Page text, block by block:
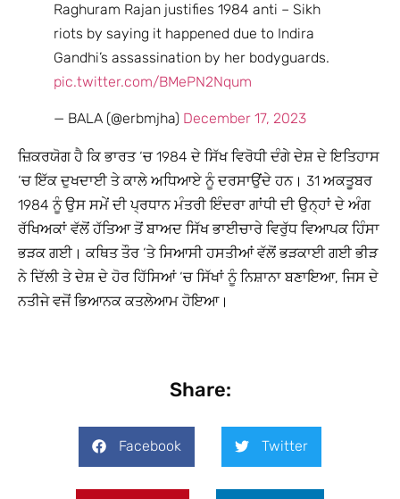
Raghuram Rajan justifies 1984 anti – Sikh
riots by saying it happened due to Indira
Gandhi’s assassination by her bodyguards.
pic.twitter.com/BMePN2Nqum
— BALA (@erbmjha) December 17, 2023
ਜ਼ਿਕਰਯੋਗ ਹੈ ਕਿ ਭਾਰਤ ‘ਚ 1984 ਦੇ ਸਿੱਖ ਵਿਰੋਧੀ ਦੰਗੇ ਦੇਸ਼ ਦੇ ਇਤਿਹਾਸ
‘ਚ ਇੱਕ ਦੁਖਦਾਈ ਤੇ ਕਾਲੇ ਅਧਿਆਏ ਨੂੰ ਦਰਸਾਉਂਦੇ ਹਨ। 31 ਅਕਤੂਬਰ
1984 ਨੂੰ ਉਸ ਸਮੇਂ ਦੀ ਪ੍ਰਧਾਨ ਮੰਤਰੀ ਇੰਦਰਾ ਗਾਂਧੀ ਦੀ ਉਨ੍ਹਾਂ ਦੇ ਅੰਗ
ਰੱਖਿਅਕਾਂ ਵੱਲੋਂ ਹੱਤਿਆ ਤੋਂ ਬਾਅਦ ਸਿੱਖ ਭਾਈਚਾਰੇ ਵਿਰੁੱਧ ਵਿਆਪਕ ਹਿੰਸਾ
ਭੜਕ ਗਈ। ਕਥਿਤ ਤੌਰ ‘ਤੇ ਸਿਆਸੀ ਹਸਤੀਆਂ ਵੱਲੋਂ ਭੜਕਾਈ ਗਈ ਭੀੜ
ਨੇ ਦਿੱਲੀ ਤੇ ਦੇਸ਼ ਦੇ ਹੋਰ ਹਿੱਸਿਆਂ ‘ਚ ਸਿੱਖਾਂ ਨੂੰ ਨਿਸ਼ਾਨਾ ਬਣਾਇਆ, ਜਿਸ ਦੇ
ਨਤੀਜੇ ਵਜੋਂ ਭਿਆਨਕ ਕਤਲੇਆਮ ਹੋਇਆ।
Share:
Facebook Twitter